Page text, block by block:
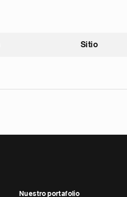
Sitio
Nuestro portafolio